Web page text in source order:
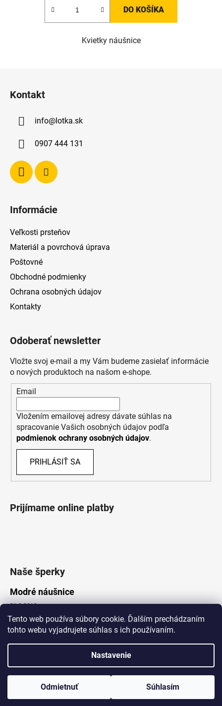
Tento web používa súbory cookie. Ďalším prechádzaním
tohto webu vyjadrujete súhlas s ich používaním.
Nastavenie
Odmietnuť Súhlasím
www.Lotka.sk - najkrajšie šperky za dobré ceny. Pri nákupe nad 50€
poštovné zdarma. Nakupujte s dôverou - naša spoločnosť je s
DO KOŠÍKA
Kvietky náušnice
Kontakt
info@lotka.sk
0907 444 131
Informácie
Veľkosti prsteňov
Materiál a povrchová úprava
Poštovné
Obchodné podmienky
Ochrana osobných údajov
Kontakty
Odoberať newsletter
Vložte svoj e-mail a my Vám budeme zasielať informácie
o nových produktoch na našom e-shope.
Email
Vložením emailovej adresy dávate súhlas na
spracovanie Vašich osobných údajov podľa
podmienok ochrany osobných údajov.
PRIHLÁSIŤ SA
Prijímame online platby
Naše šperky
Modré náušnice
21.8.2019
Vytvoril Shoptet
Lotka.sk. Všetky práva vyhradené.
Upraviť nastavenie cookies